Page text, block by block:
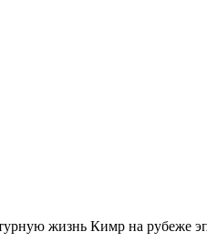
жизнь Кимр на рубеже